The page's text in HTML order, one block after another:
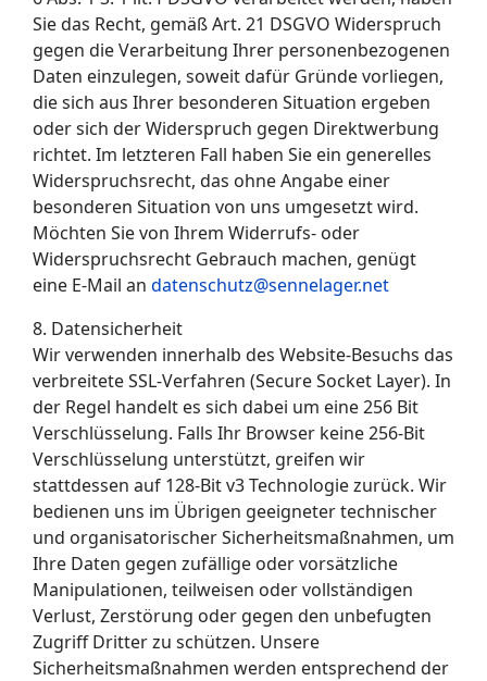
Sie das Recht, gemäß Art. 21 DSGVO Widerspruch
gegen die Verarbeitung Ihrer personenbezogenen
Daten einzulegen, soweit dafür Gründe vorliegen,
die sich aus Ihrer besonderen Situation ergeben
oder sich der Widerspruch gegen Direktwerbung
richtet. Im letzteren Fall haben Sie ein generelles
Widerspruchsrecht, das ohne Angabe einer
besonderen Situation von uns umgesetzt wird.
Möchten Sie von Ihrem Widerrufs- oder
Widerspruchsrecht Gebrauch machen, genügt
eine E-Mail an datenschutz@sennelager.net
8. Datensicherheit
Wir verwenden innerhalb des Website-Besuchs das
verbreitete SSL-Verfahren (Secure Socket Layer). In
der Regel handelt es sich dabei um eine 256 Bit
Verschlüsselung. Falls Ihr Browser keine 256-Bit
Verschlüsselung unterstützt, greifen wir
stattdessen auf 128-Bit v3 Technologie zurück. Wir
bedienen uns im Übrigen geeigneter technischer
und organisatorischer Sicherheitsmaßnahmen, um
Ihre Daten gegen zufällige oder vorsätzliche
Manipulationen, teilweisen oder vollständigen
Verlust, Zerstörung oder gegen den unbefugten
Zugriff Dritter zu schützen. Unsere
Sicherheitsmaßnahmen werden entsprechend der